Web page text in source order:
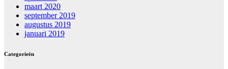
maart 2020
september 2019
augustus 2019
januari 2019
Categorieën